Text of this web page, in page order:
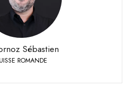
Sébastien
ROMANDE
Téléphone:
508 63 97